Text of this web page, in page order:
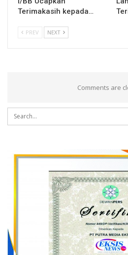
Terimakasih kepada…
PREV NEXT
Comments are